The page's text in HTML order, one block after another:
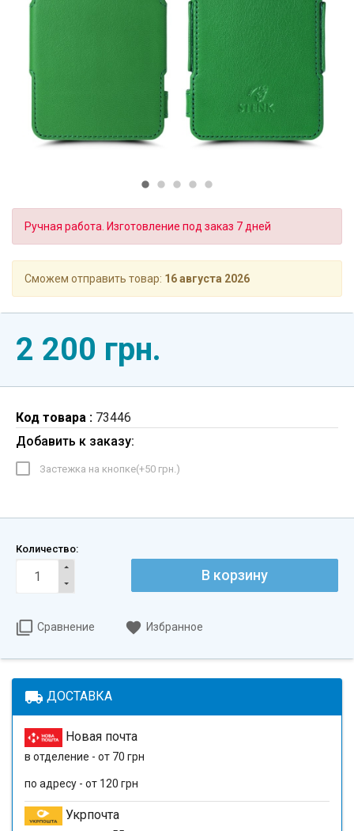
Ручная работа. Изготовление под заказ 7 дней
Сможем отправить товар: 16 августа 2026
2 200 грн.
Код товара : 73446
Добавить к заказу:
Застежка на кнопке(+50 грн.)
Количество:
В корзину
Сравнение Избранное
local_shipping ДОСТАВКА
Новая почта
в отделение - от 70 грн
по адресу - от 120 грн
Укрпочта